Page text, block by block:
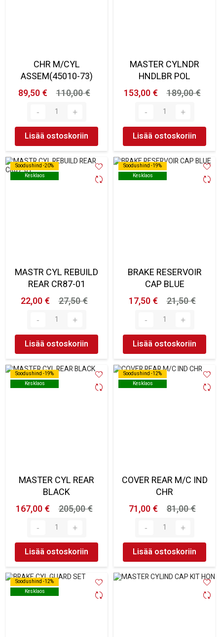
CHR M/CYL
ASSEM(45010-73)
89,50 €
110,00 €
Lisää ostoskoriin
MASTER CYLNDR
HNDLBR POL
153,00 €
189,00 €
Lisää ostoskoriin
Soodushind -20%
Kesklaos
Soodushind -20%
Kesklaos
MASTR CYL REBUILD
REAR CR87-01
22,00 €
27,50 €
Lisää ostoskoriin
Soodushind -19%
Kesklaos
Soodushind -19%
Kesklaos
BRAKE RESERVOIR
CAP BLUE
17,50 €
21,50 €
Lisää ostoskoriin
Soodushind -19%
Kesklaos
Soodushind -19%
Kesklaos
MASTER CYL REAR
BLACK
167,00 €
205,00 €
Lisää ostoskoriin
Soodushind -12%
Kesklaos
Soodushind -12%
Kesklaos
COVER REAR M/C IND
CHR
71,00 €
81,00 €
Lisää ostoskoriin
Soodushind -12%
Kesklaos
Soodushind -12%
Kesklaos